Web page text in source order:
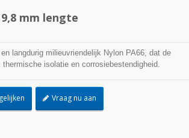
mm lengte
langdurig milieuvriendelijk Nylon PA66, dat de
isolatie en corrosiebestendigheid.
Vraag nu aan
TEFZEL® kabelbinders